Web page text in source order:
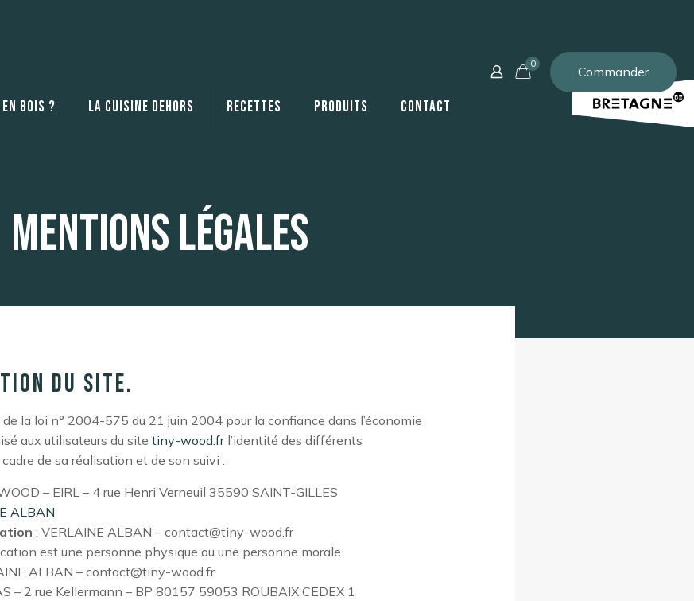
bois ? La cuisine dehors Recettes Produits Contact
0 Commander
Mentions légales
du site.
de la loi n° 2004-575 du 21 juin 2004 pour la confiance dans l’économie
aux utilisateurs du site tiny-wood.frl’identité des différents
de sa réalisation et de son suivi :
– EIRL – 4 rue Henri Verneuil 35590 SAINT-GILLES
ALBAN
: VERLAINE ALBAN – contact@tiny-wood.fr
est une personne physique ou une personne morale.
ALBAN – contact@tiny-wood.fr
– 2 rue Kellermann – BP 80157 59053 ROUBAIX CEDEX 1